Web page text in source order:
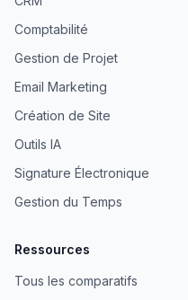
Comptabilité
Gestion de Projet
Email Marketing
Création de Site
Outils IA
Signature Électronique
Gestion du Temps
Ressources
Tous les comparatifs